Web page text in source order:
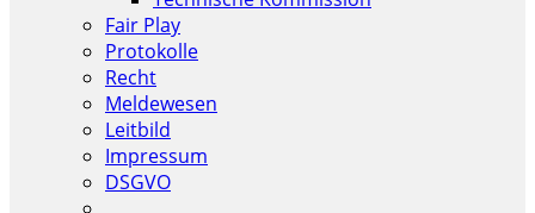
Fair Play
Protokolle
Recht
Meldewesen
Leitbild
Impressum
DSGVO